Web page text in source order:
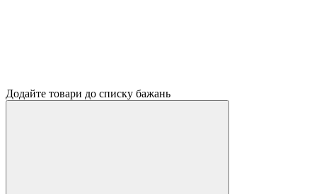
Додайте товари до списку бажань